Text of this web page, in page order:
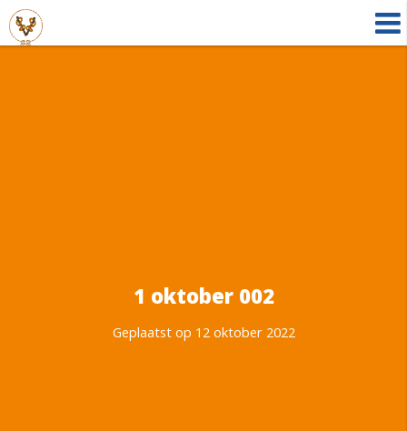
1 oktober 002
Geplaatst op 12 oktober 2022